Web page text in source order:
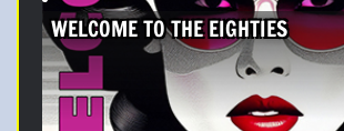
WELCOME TO THE EIGHTIES